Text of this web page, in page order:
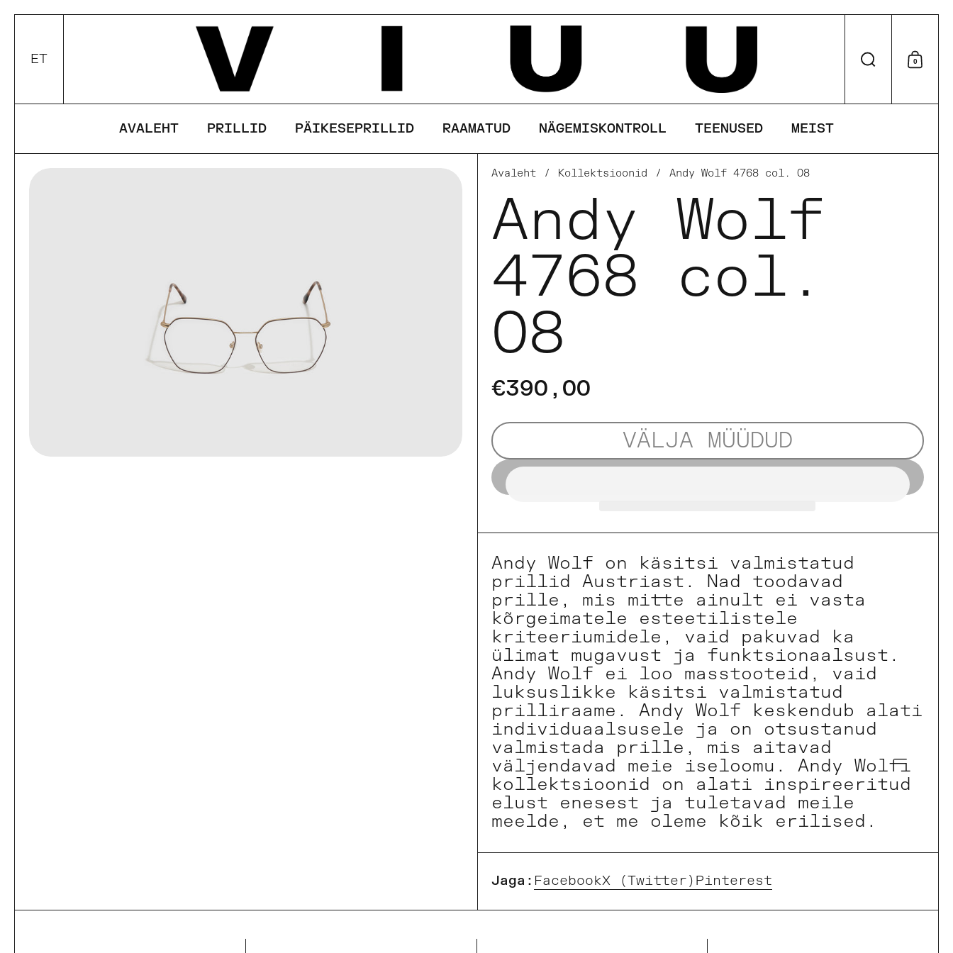
ETValui keel / valuuta Otsi 0
AVALEHT PRILLID PÄIKESEPRILLID RAAMATUD NÄGEMISKONTROLL TEENUSED MEIST
Avaleht / Kollektsioonid / Andy Wolf 4768 col. 08
Andy Wolf
4768 col.
08
€390,00
VÄLJA MÜÜDUD
Andy Wolf on käsitsi valmistatud
prillid Austriast. Nad toodavad
prille, mis mitte ainult ei vasta
kõrgeimatele esteetilistele
kriteeriumidele, vaid pakuvad ka
ülimat mugavust ja funktsionaalsust.
Andy Wolf ei loo masstooteid, vaid
luksuslikke käsitsi valmistatud
prilliraame. Andy Wolf keskendub alati
individuaalsusele ja on otsustanud
valmistada prille, mis aitavad
väljendavad meie iseloomu. Andy Wolfi
kollektsioonid on alati inspireeritud
elust enesest ja tuletavad meile
meelde, et me oleme kõik erilised.
Jaga: FacebookX (Twitter) Pinterest
KEELDU